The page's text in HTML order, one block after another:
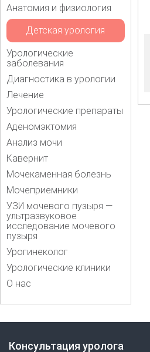
Анатомия и физиология
Детская урология
Урологические
заболевания
Диагностика в урологии
Лечение
Урологические препараты
Аденомэктомия
Анализ мочи
Кавернит
Мочекаменная болезнь
Мочеприемники
УЗИ мочевого пузыря —
ультразвуковое
исследование мочевого
пузыря
Урогинеколог
Урологические клиники
О нас
Консультация уролога